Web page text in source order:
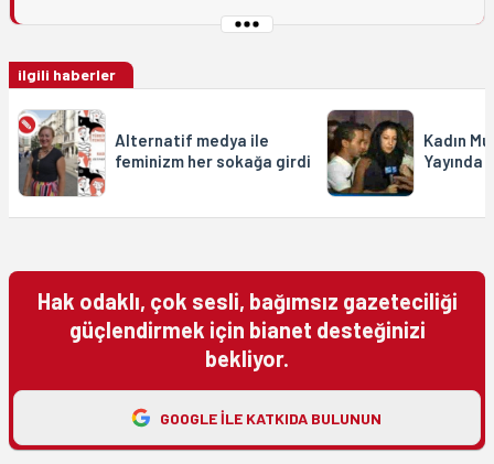
ilgili haberler
Alternatif medya ile
feminizm her sokağa girdi
Kadın
Yayında
Hak odaklı, çok sesli, bağımsız gazeteciliği
güçlendirmek için bianet desteğinizi
bekliyor.
GOOGLE ILE KATKIDA BULUNUN